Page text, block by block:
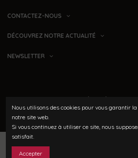
CONTACTEZ-NOUS
DÉCOUVREZ NOTRE ACTUALITÉ
NEWSLETTER
Domaine Le Grand Jardin
droits réservés
Nous utilisons des cookies pour vous garantir
notre site web.
Si vous continuez à utiliser ce site, nous
satisfait.
Accepter